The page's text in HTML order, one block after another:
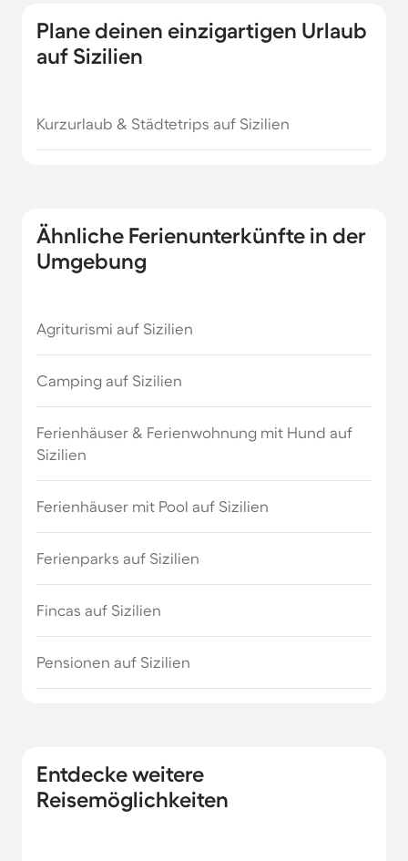
Genua Strandurlaub
Madeira Strandurlaub
Nordsee Strandurlaub
Ostsee Strandurlaub
Sardinien Strandurlaub
Strandurlaub Europa
Strandurlaub in Dubai
Strandurlaub in Kalifornien
Strandurlaub in Norditalien
Südfrankreich Urlaub am Meer
Urlaub am Meer in Cornwall
Plane deinen einzigartigen Urlaub
auf Sizilien
Kurzurlaub & Städtetrips auf Sizilien
Ähnliche Ferienunterkünfte in der
Umgebung
Agriturismi auf Sizilien
Camping auf Sizilien
Ferienhäuser & Ferienwohnung mit Hund auf
Sizilien
Ferienhäuser mit Pool auf Sizilien
Ferienparks auf Sizilien
Fincas auf Sizilien
Pensionen auf Sizilien
Entdecke weitere
Reisemöglichkeiten